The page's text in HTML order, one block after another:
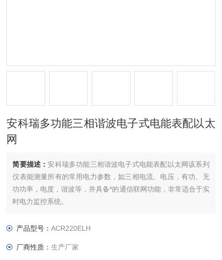
安科瑞多功能三相谐波电子式电能表配以太
网
简要描述：安科瑞多功能三相谐波电子式电能表配以太网该系列
仪表能测量所有的常用电力参数，如三相电流、电压，有功、无
功功率，电度，谐波等，并具备*的通信联网功能，非常适合于实
时电力监控系统。
产品型号：ACR220ELH
厂商性质：生产厂家